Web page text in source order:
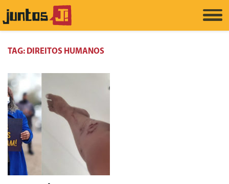
TAG: DIREITOS HUMANOS